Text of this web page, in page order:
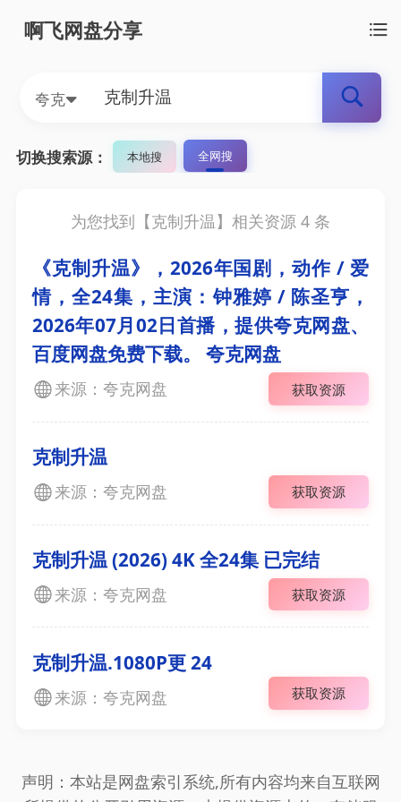
啊飞网盘分享
夸克
切换搜索源： 本地搜 全网搜
为您找到【克制升温】相关资源 4 条
《克制升温》，2026年国剧，动作 / 爱
情，全24集，主演：钟雅婷 / 陈圣亨，
2026年07月02日首播，提供夸克网盘、
百度网盘免费下载。 夸克网盘
来源：夸克网盘 获取资源
克制升温
来源：夸克网盘 获取资源
克制升温 (2026) 4K 全24集 已完结
来源：夸克网盘 获取资源
克制升温.1080P更 24
来源：夸克网盘 获取资源
声明：本站是网盘索引系统,所有内容均来自互联网